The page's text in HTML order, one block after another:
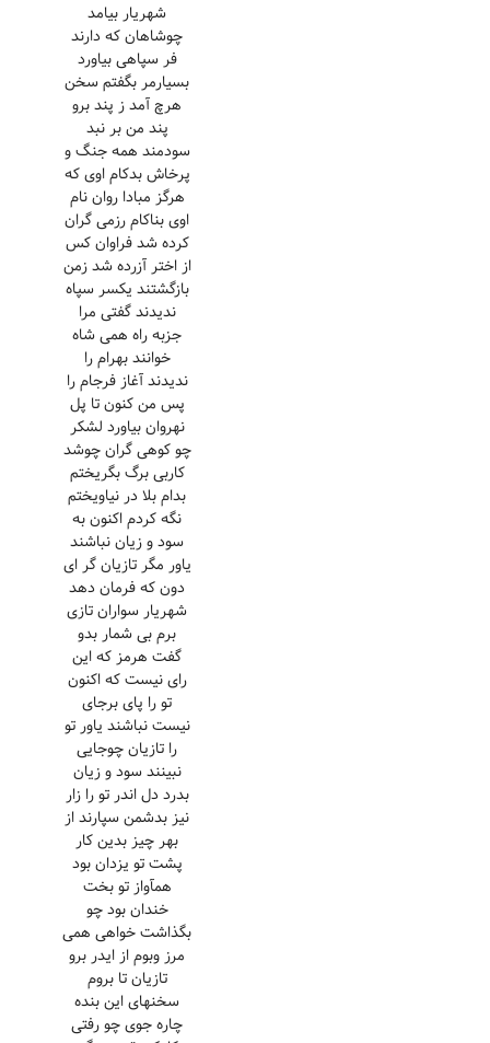
شهریار بیامد
چوشاهان که دارند
فر سپاهی بیاورد
بسیارمر بگفتم سخن
هرچ آمد ز پند برو
پند من بر نبد
سودمند همه جنگ و
پرخاش بدکام اوی که
هرگز مبادا روان نام
اوی بناکام رزمی گران
کرده شد فراوان کس
از اختر آزرده شد زمن
بازگشتند یکسر سپاه
ندیدند گفتی مرا
جزبه راه همی شاه
خوانند بهرام را
ندیدند آغاز فرجام را
پس من کنون تا پل
نهروان بیاورد لشکر
چو کوهی گران چوشد
کاربی برگ بگریختم
بدام بلا در نیاویختم
نگه کردم اکنون به
سود و زیان نباشند
یاور مگر تازیان گر ای
دون که فرمان دهد
شهریار سواران تازی
برم بی شمار بدو
گفت هرمز که این
رای نیست که اکنون
تو را پای برجای
نیست نباشند یاور تو
را تازیان چوجایی
نبینند سود و زیان
بدرد دل اندر تو را زار
نیز بدشمن سپارند از
بهر چیز بدین کار
پشت تو یزدان بود
همآواز تو بخت
خندان بود چو
بگذاشت خواهی همی
مرز وبوم از ایدر برو
تازیان تا بروم
سخنهای این بنده
چاره جوی چو رفتی